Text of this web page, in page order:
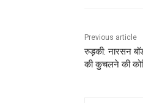
k
Previous article
रुड़की: नारसन
की कुचलने की